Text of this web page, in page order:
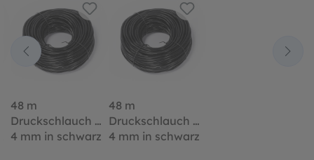
48 m
Druckschlauch ⌀
4 mm in schwarz
48 m
Druckschlauch ⌀
4 mm in schwarz